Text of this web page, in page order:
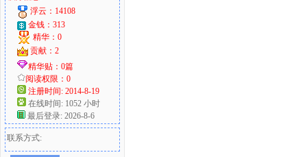
浮云：14108
金钱：313
精华：0
贡献：2
精华贴：0篇
阅读权限：0
注册时间: 2014-8-19
在线时间: 1052 小时
最后登录: 2026-8-6
联系方式: